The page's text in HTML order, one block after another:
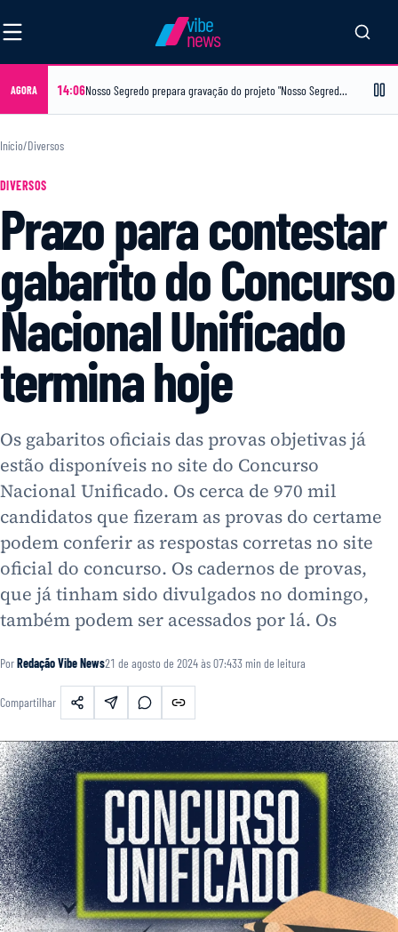
vibe
news
AGORA 14:06 Nosso Segredo prepara gravação do projeto "Nosso Segredo em Casa" no bairro Papagaio, no dia 16 de agosto
Início/Diversos
DIVERSOS
Prazo para contestar
gabarito do Concurso
Nacional Unificado
termina hoje
Os gabaritos oficiais das provas objetivas já
estão disponíveis no site do Concurso
Nacional Unificado. Os cerca de 970 mil
candidatos que fizeram as provas do certame
podem conferir as respostas corretas no site
oficial do concurso. Os cadernos de provas,
que já tinham sido divulgados no domingo,
também podem ser acessados por lá. Os
PorRedação Vibe News21 de agosto de 2024 às 07:433 min de leitura
Compartilhar